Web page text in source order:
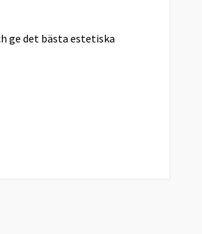
ge det bästa estetiska